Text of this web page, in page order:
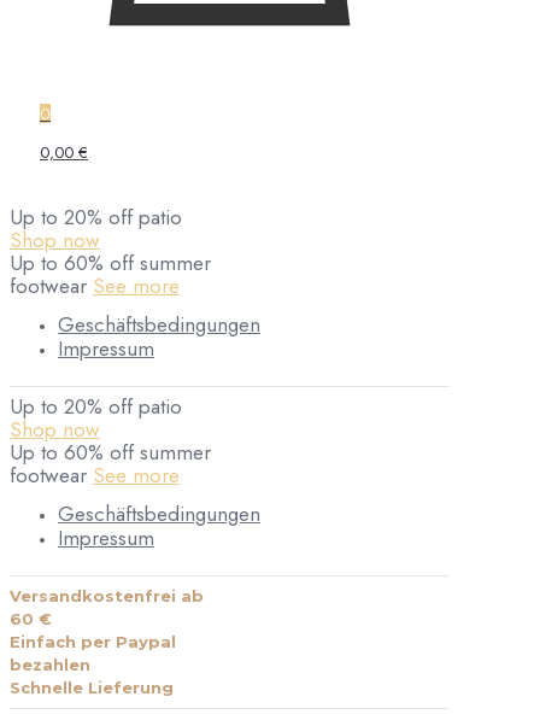
0
0,00 €
Up to 20% off patio
Shop now
Up to 60% off summer
footwear See more
Geschäftsbedingungen
Impressum
Up to 20% off patio
Shop now
Up to 60% off summer
footwear See more
Geschäftsbedingungen
Impressum
Versandkostenfrei ab
60 €
Einfach per Paypal
bezahlen
Schnelle Lieferung